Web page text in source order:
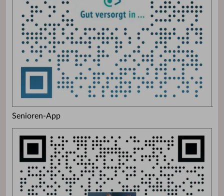
Senioren-App